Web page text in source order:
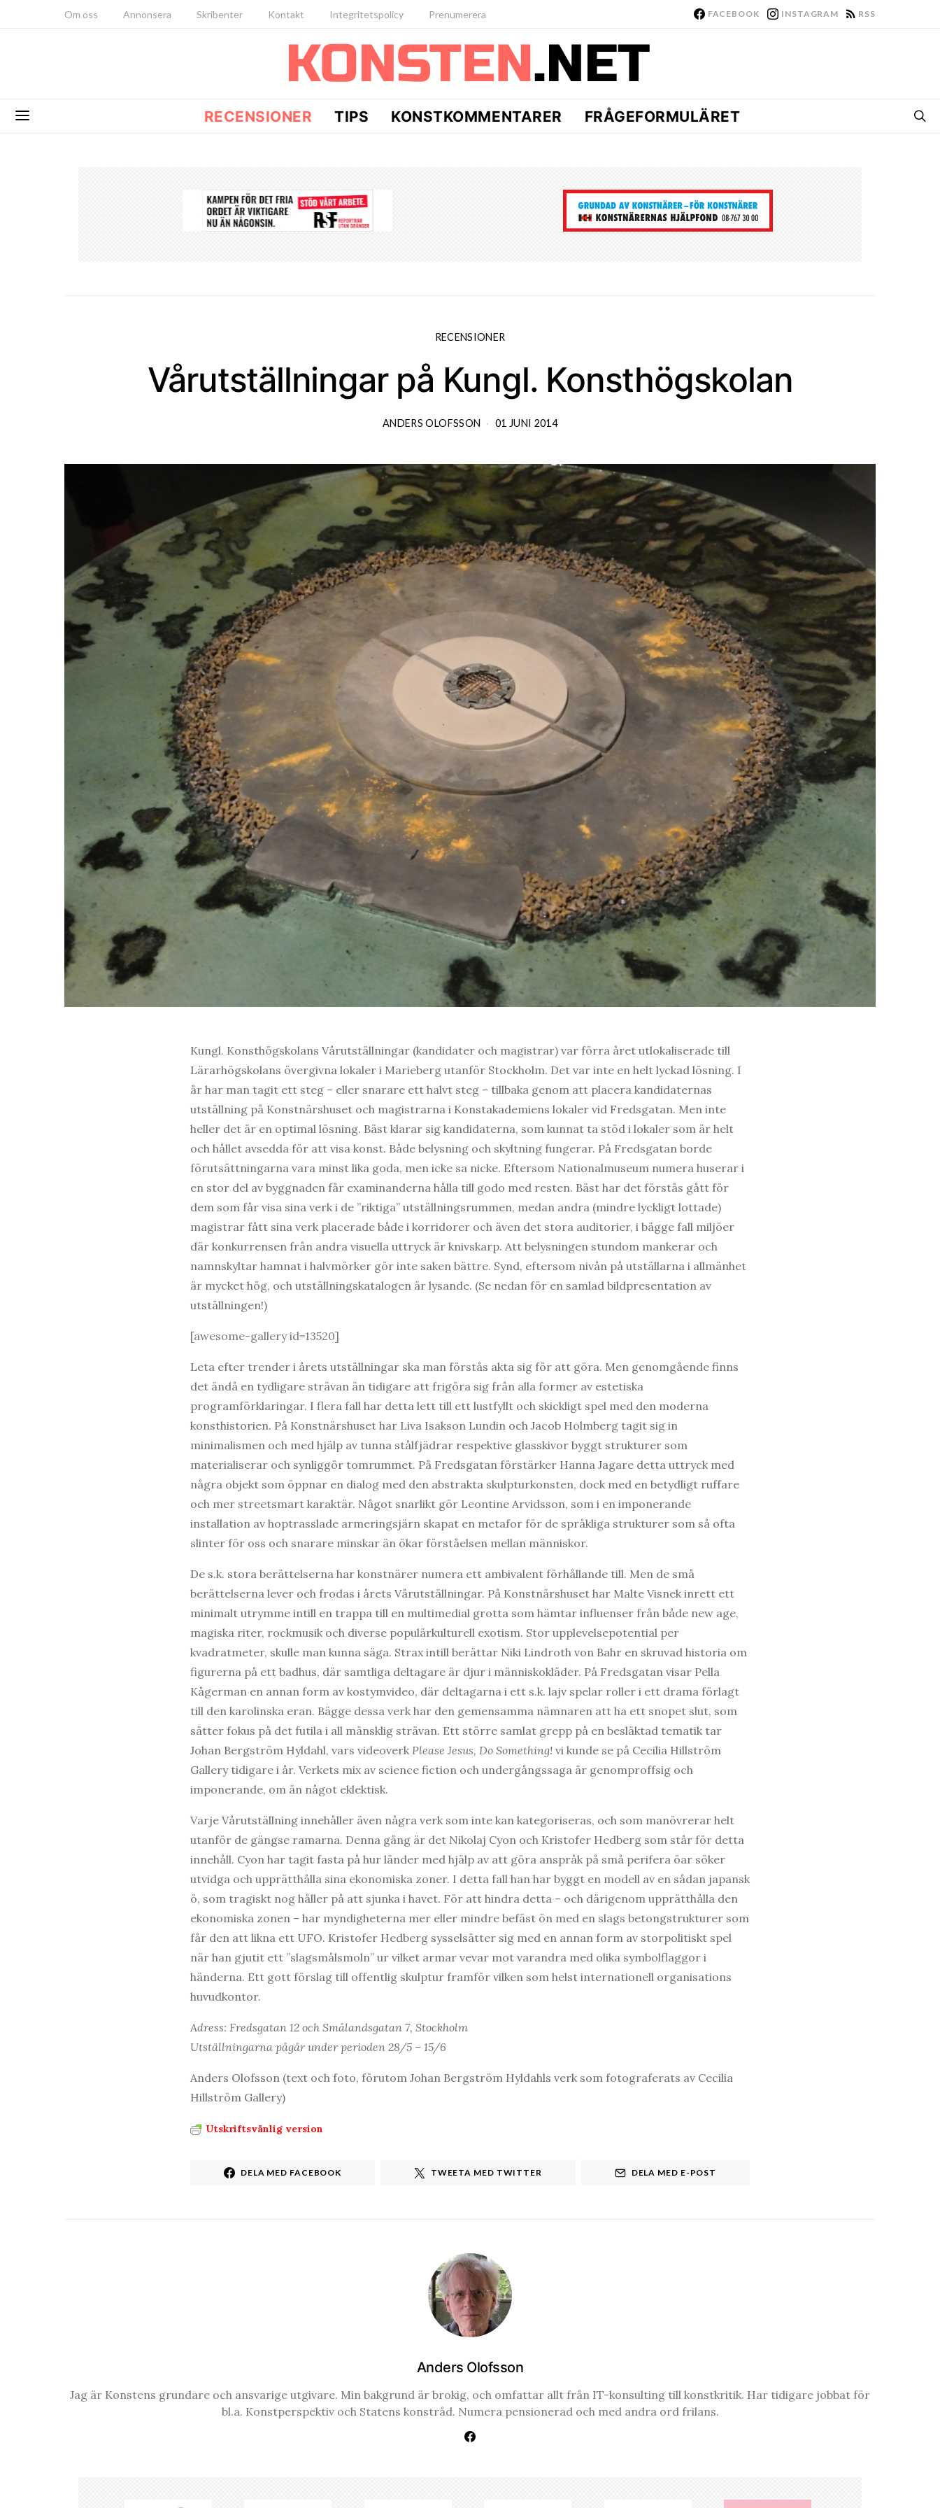
Om oss Annonsera Skribenter Kontakt Integritetspolicy Prenumerera FACEBOOK INSTAGRAM RSS
RECENSIONER TIPS KONSTKOMMENTARER FRÅGEFORMULÄRET
RECENSIONER
Vårutställningar på Kungl. Konsthögskolan
ANDERS OLOFSSON 01 JUNI 2014
Kungl. Konsthögskolans Vårutställningar (kandidater och magistrar) var förra året utlokaliserade till
Lärarhögskolans övergivna lokaler i Marieberg utanför Stockholm. Det var inte en helt lyckad lösning. I
år har man tagit ett steg – eller snarare ett halvt steg – tillbaka genom att placera kandidaternas
utställning på Konstnärshuset och magistrarna i Konstakademiens lokaler vid Fredsgatan. Men inte
heller det är en optimal lösning. Bäst klarar sig kandidaterna, som kunnat ta stöd i lokaler som är helt
och hållet avsedda för att visa konst. Både belysning och skyltning fungerar. På Fredsgatan borde
förutsättningarna vara minst lika goda, men icke sa nicke. Eftersom Nationalmuseum numera huserar i
en stor del av byggnaden får examinanderna hålla till godo med resten. Bäst har det förstås gått för
dem som får visa sina verk i de ”riktiga” utställningsrummen, medan andra (mindre lyckligt lottade)
magistrar fått sina verk placerade både i korridorer och även det stora auditorier, i bägge fall miljöer
där konkurrensen från andra visuella uttryck är knivskarp. Att belysningen stundom mankerar och
namnskyltar hamnat i halvmörker gör inte saken bättre. Synd, eftersom nivån på utställarna i allmänhet
är mycket hög, och utställningskatalogen är lysande. (Se nedan för en samlad bildpresentation av
utställningen!)
[awesome-gallery id=13520]
Leta efter trender i årets utställningar ska man förstås akta sig för att göra. Men genomgående finns
det ändå en tydligare strävan än tidigare att frigöra sig från alla former av estetiska
programförklaringar. I flera fall har detta lett till ett lustfyllt och skickligt spel med den moderna
konsthistorien. På Konstnärshuset har Liva Isakson Lundin och Jacob Holmberg tagit sig in
minimalismen och med hjälp av tunna stålfjädrar respektive glasskivor byggt strukturer som
materialiserar och synliggör tomrummet. På Fredsgatan förstärker Hanna Jagare detta uttryck med
några objekt som öppnar en dialog med den abstrakta skulpturkonsten, dock med en betydligt ruffare
och mer streetsmart karaktär. Något snarlikt gör Leontine Arvidsson, som i en imponerande
installation av hoptrasslade armeringsjärn skapat en metafor för de språkliga strukturer som så ofta
slinter för oss och snarare minskar än ökar förståelsen mellan människor.
De s.k. stora berättelserna har konstnärer numera ett ambivalent förhållande till. Men de små
berättelserna lever och frodas i årets Vårutställningar. På Konstnärshuset har Malte Visnek inrett ett
minimalt utrymme intill en trappa till en multimedial grotta som hämtar influenser från både new age,
magiska riter, rockmusik och diverse populärkulturell exotism. Stor upplevelsepotential per
kvadratmeter, skulle man kunna säga. Strax intill berättar Niki Lindroth von Bahr en skruvad historia om
figurerna på ett badhus, där samtliga deltagare är djur i människokläder. På Fredsgatan visar Pella
Kågerman en annan form av kostymvideo, där deltagarna i ett s.k. lajv spelar roller i ett drama förlagt
till den karolinska eran. Bägge dessa verk har den gemensamma nämnaren att ha ett snopet slut, som
sätter fokus på det futila i all mänsklig strävan. Ett större samlat grepp på en besläktad tematik tar
Johan Bergström Hyldahl, vars videoverk Please Jesus, Do Something! vi kunde se på Cecilia Hillström
Gallery tidigare i år. Verkets mix av science fiction och undergångssaga är genomproffsig och
imponerande, om än något eklektisk.
Varje Vårutställning innehåller även några verk som inte kan kategoriseras, och som manövrerar helt
utanför de gängse ramarna. Denna gång är det Nikolaj Cyon och Kristofer Hedberg som står för detta
innehåll. Cyon har tagit fasta på hur länder med hjälp av att göra anspråk på små perifera öar söker
utvidga och upprätthålla sina ekonomiska zoner. I detta fall han har byggt en modell av en sådan japansk
ö, som tragiskt nog håller på att sjunka i havet. För att hindra detta – och därigenom upprätthålla den
ekonomiska zonen – har myndigheterna mer eller mindre befäst ön med en slags betongstrukturer som
får den att likna ett UFO. Kristofer Hedberg sysselsätter sig med en annan form av storpolitiskt spel
när han gjutit ett ”slagsmålsmoln” ur vilket armar vevar mot varandra med olika symbolflaggor i
händerna. Ett gott förslag till offentlig skulptur framför vilken som helst internationell organisations
huvudkontor.
Adress: Fredsgatan 12 och Smålandsgatan 7, Stockholm
Utställningarna pågår under perioden 28/5 – 15/6
Anders Olofsson (text och foto, förutom Johan Bergström Hyldahls verk som fotograferats av Cecilia
Hillström Gallery)
Utskriftsvänlig version
DELA MED FACEBOOK TWEETA MED TWITTER DELA MED E-POST
Anders Olofsson
Jag är Konstens grundare och ansvarige utgivare. Min bakgrund är brokig, och omfattar allt från IT-konsulting till konstkritik. Har tidigare jobbat för
bl.a. Konstperspektiv och Statens konstråd. Numera pensionerad och med andra ord frilans.